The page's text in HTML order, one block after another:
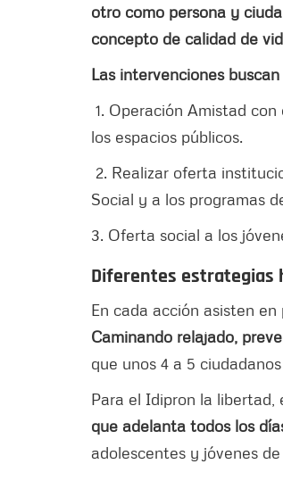
otro como persona y
concepto de calidad de
Las intervenciones
1. Operación Amistad
los espacios públicos.
2. Realizar oferta
Social y a los programas
3. Oferta social a los
Diferentes estrategias
En cada acción asisten
Caminando relajado,
que unos 4 a 5
Para el Idipron la
que adelanta todos los
adolescentes y jóvenes